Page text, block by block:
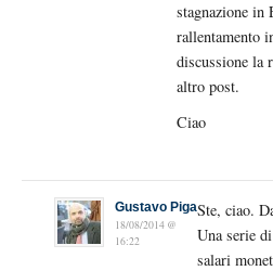
stagnazione
rallentamento
discussione la
altro post.
Ciao
Gustavo Piga
18/08/2014 @
16:22
Ste, ciao.
Una serie
salari